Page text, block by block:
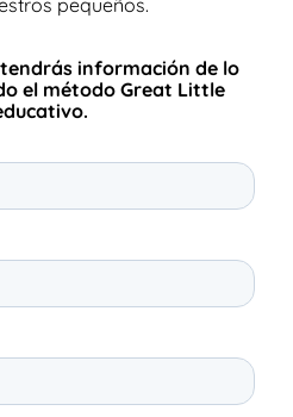
información de lo
el método Great Little